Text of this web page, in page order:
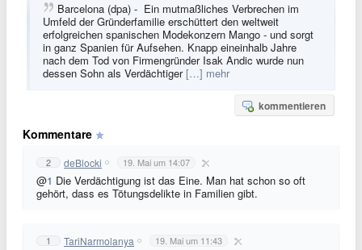
Barcelona (dpa) - Ein mutmaßliches Verbrechen im
Umfeld der Gründerfamilie erschüttert den weltweit
erfolgreichen spanischen Modekonzern Mango - und sorgt
in ganz Spanien für Aufsehen. Knapp eineinhalb Jahre
nach dem Tod von Firmengründer Isak Andic wurde nun
dessen Sohn als Verdächtiger […] mehr
kommentieren
Kommentare
2 deBlocki 19. Mai um 14:07
@1 Die Verdächtigung ist das Eine. Man hat schon so oft
gehört, dass es Tötungsdelikte in Familien gibt.
1 TariNarmolanya 19. Mai um 11:43